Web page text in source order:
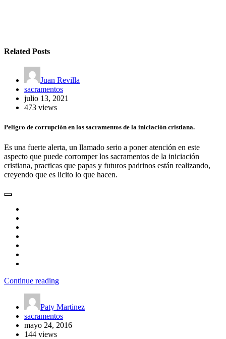
Related Posts
Juan Revilla
sacramentos
julio 13, 2021
473 views
Peligro de corrupción en los sacramentos de la iniciación cristiana.
Es una fuerte alerta, un llamado serio a poner atención en este
aspecto que puede corromper los sacramentos de la iniciación
cristiana, practicas que papas y futuros padrinos están realizando,
creyendo que es licito lo que hacen.
Continue reading
Paty Martinez
sacramentos
mayo 24, 2016
144 views